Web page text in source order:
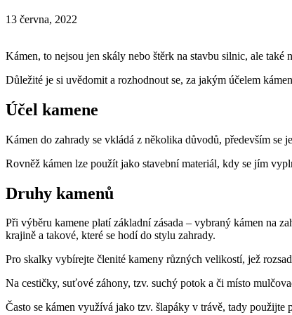
13 června, 2022
Kámen, to nejsou jen skály nebo štěrk na stavbu silnic, ale také
Důležité je si uvědomit a rozhodnout se, za jakým účelem
Účel kamene
Kámen do zahrady se vkládá z několika důvodů, především
Rovněž kámen lze použít jako stavební materiál, kdy se jím
Druhy kamenů
Při výběru kamene platí základní zásada – vybraný kámen na
krajině a takové, které se hodí do stylu zahrady.
Pro skalky vybírejte členité kameny různých velikostí, jež
Na cestičky, suťové záhony, tzv. suchý potok a či místo
Často se kámen využívá jako tzv. šlapáky v trávě, tady použijte